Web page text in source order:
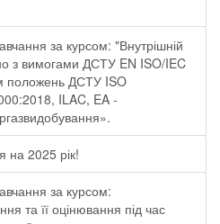
за курсом: "Внутрішній
з вимогами ДСТУ EN ISO/IEC
положень ДСТУ ISO
ILAC, EA -
на 2025 рік!
за курсом:
та її оцінювання під час